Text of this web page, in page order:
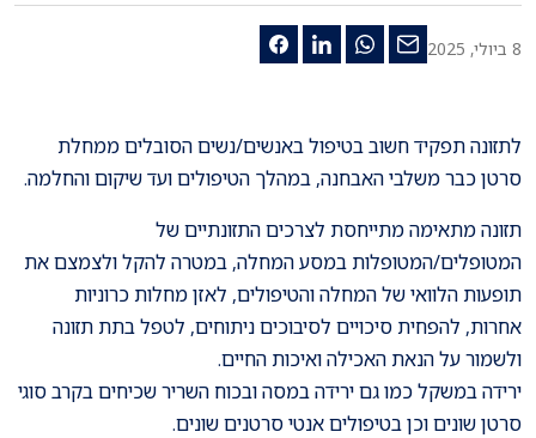
8 ביולי, 2025
לתזונה תפקיד חשוב בטיפול באנשים/נשים הסובלים ממחלת
סרטן כבר משלבי האבחנה, במהלך הטיפולים ועד שיקום והחלמה.
תזונה מתאימה מתייחסת לצרכים התזונתיים של
המטופלים/המטופלות במסע המחלה, במטרה להקל ולצמצם את
תופעות הלוואי של המחלה והטיפולים, לאזן מחלות כרוניות
אחרות, להפחית סיכויים לסיבוכים ניתוחים, לטפל בתת תזונה
ולשמור על הנאת האכילה ואיכות החיים.
ירידה במשקל כמו גם ירידה במסה ובכוח השריר שכיחים בקרב סוגי
סרטן שונים וכן בטיפולים אנטי סרטנים שונים.